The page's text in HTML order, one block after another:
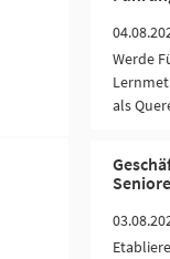
Werde
als